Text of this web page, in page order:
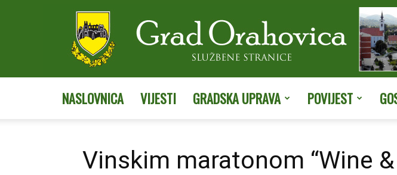
NASLOVNICA VIJESTI GRADSKA UPRAVA POVIJEST
Vinskim maratonom “Wine